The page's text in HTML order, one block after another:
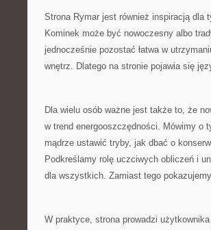
Strona Rymar jest również inspiracją dla
Kominek może być nowoczesny albo
jednocześnie pozostać łatwa w
wnętrz. Dlatego na stronie pojawia się
Dla wielu osób ważne jest także to, że
w trend energooszczędności. Mówimy o
mądrze ustawić tryby, jak dbać o
Podkreślamy rolę uczciwych obliczeń i
dla wszystkich. Zamiast tego
W praktyce, strona prowadzi